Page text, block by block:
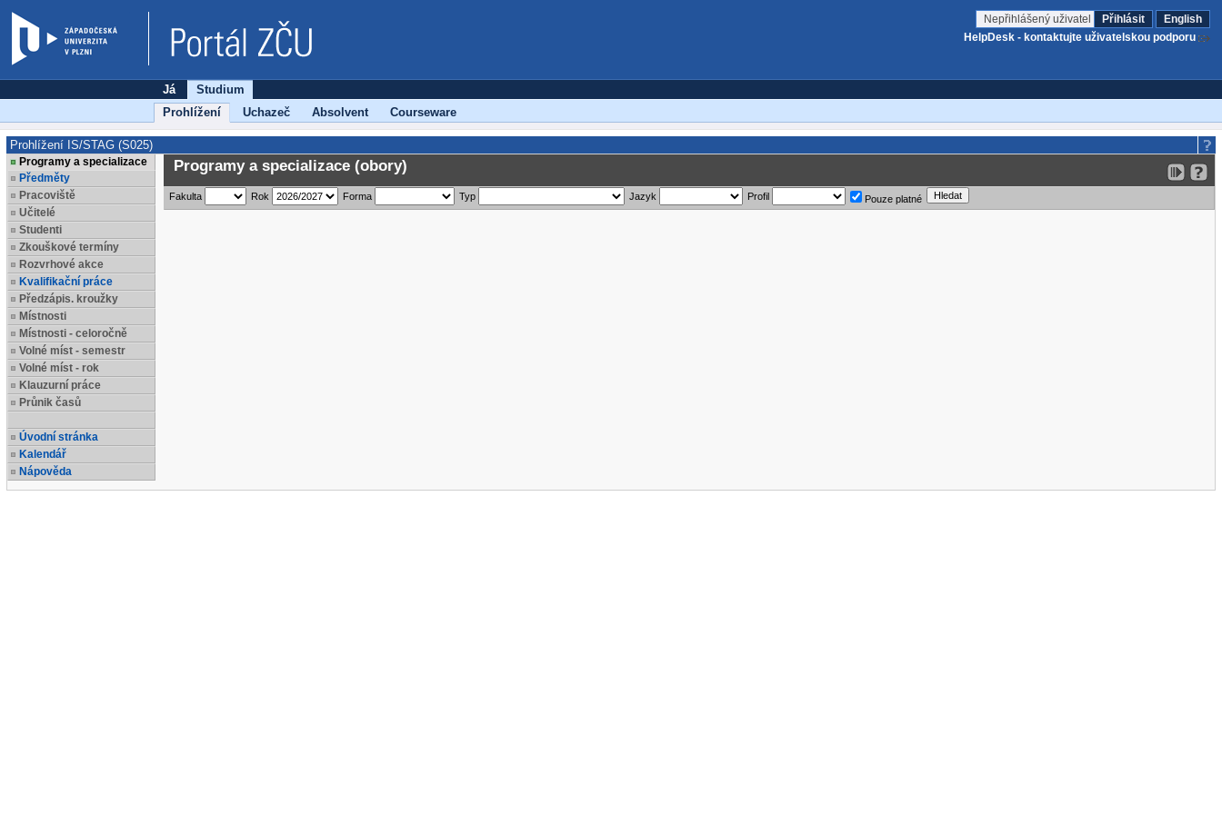
Nepřihlášený uživatel Přihlásit
English
HelpDesk - kontaktujte uživatelskou podporu
Já
Studium
Prohlížení
Uchazeč Absolvent Courseware
Prohlížení IS/STAG (S025)
Programy a specializace
Předměty
Pracoviště
Učitelé
Studenti
Zkouškové termíny
Rozvrhové akce
Kvalifikační práce
Předzápis. kroužky
Místnosti
Místnosti - celoročně
Volné míst - semestr
Volné míst - rok
Klauzurní práce
Průnik časů
Úvodní stránka
Kalendář
Nápověda
Programy a specializace (obory)
Fakulta Rok Forma Typ Jazyk Profil Pouze platné